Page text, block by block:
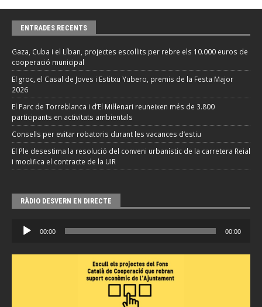
ENTRADES RECENTS
Gaza, Cuba i el Líban, projectes escollits per rebre els 10.000 euros de
cooperació municipal
El groc, el Casal de Joves i Estitxu Yubero, premis de la Festa Major
2026
El Parc de Torreblanca i d’El Mil·lenari reuneixen més de 3.800
participants en activitats ambientals
Consells per evitar robatoris durant les vacances d’estiu
El Ple desestima la resolució del conveni urbanístic de la carretera Reial
i modifica el contracte de la UIR
RÀDIO DESVERN EN DIRECTE
Reproductor
d'àudio
00:00 00:00